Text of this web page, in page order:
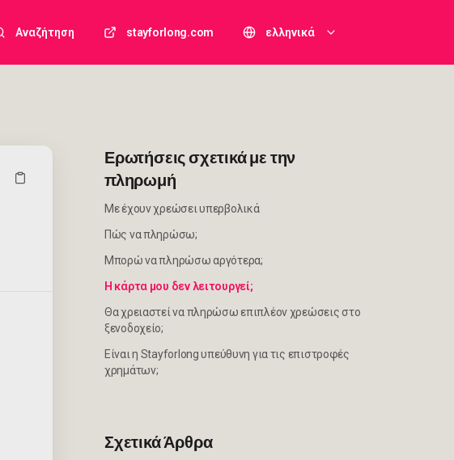
Αναζήτηση stayforlong.com ελληνικά
Ερωτήσεις σχετικά με την
πληρωμή
Με έχουν χρεώσει υπερβολικά
Πώς να πληρώσω;
Μπορώ να πληρώσω αργότερα;
Η κάρτα μου δεν λειτουργεί;
Θα χρειαστεί να πληρώσω επιπλέον χρεώσεις στο
ξενοδοχείο;
Είναι η Stayforlong υπεύθυνη για τις επιστροφές
χρημάτων;
Σχετικά Άρθρα